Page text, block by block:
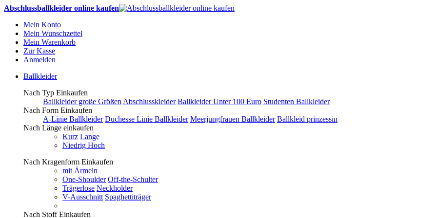
Abschlussballkleider online kaufen
Mein Konto
Mein Wunschzettel
Mein Warenkorb
Zur Kasse
Anmelden
Ballkleider
Nach Typ Einkaufen
Ballkleider große Größen Abschlusskleider Ballkleider Unter 100 Euro Studenten Ballkleider
Nach Form Einkaufen
A-Linie Ballkleider Duchesse Linie Ballkleider Meerjungfrauen Ballkleider Ballkleid prinzessin
Nach Länge einkaufen
Kurz Lange
Niedrig Hoch
Nach Kragenform Einkaufen
mit Ärmeln
One-Shoulder Off-the-Schulter
Trägerlose Neckholder
V-Ausschnitt Spaghettiträger
Nach Stoff Einkaufen